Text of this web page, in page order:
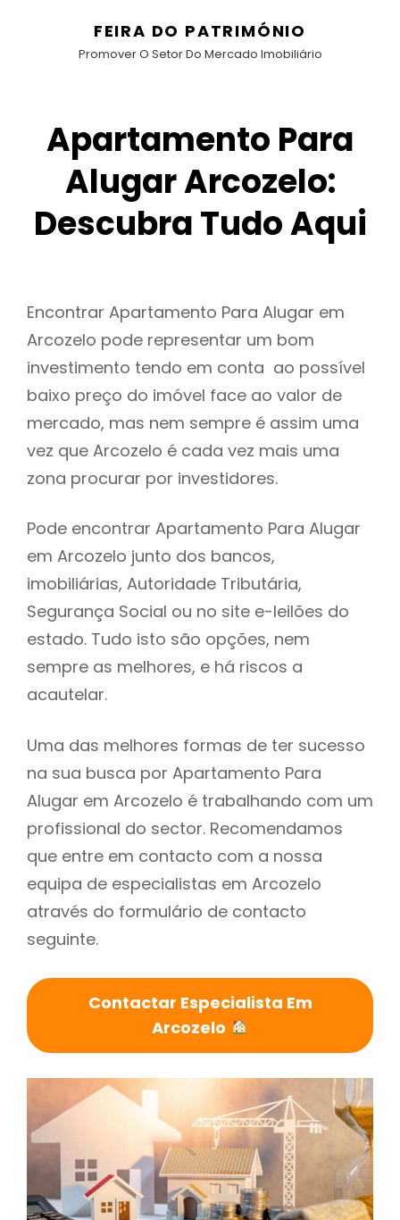
FEIRA DO PATRIMÓNIO
Promover O Setor Do Mercado Imobiliário
Apartamento Para
Alugar Arcozelo:
Descubra Tudo Aqui
Encontrar Apartamento Para Alugar em
Arcozelo pode representar um bom
investimento tendo em conta ao possível
baixo preço do imóvel face ao valor de
mercado, mas nem sempre é assim uma
vez que Arcozelo é cada vez mais uma
zona procurar por investidores.
Pode encontrar Apartamento Para Alugar
em Arcozelo junto dos bancos,
imobiliárias, Autoridade Tributária,
Segurança Social ou no site e-leilões do
estado. Tudo isto são opções, nem
sempre as melhores, e há riscos a
acautelar.
Uma das melhores formas de ter sucesso
na sua busca por Apartamento Para
Alugar em Arcozelo é trabalhando com um
profissional do sector. Recomendamos
que entre em contacto com a nossa
equipa de especialistas em Arcozelo
através do formulário de contacto
seguinte.
Contactar Especialista Em
Arcozelo